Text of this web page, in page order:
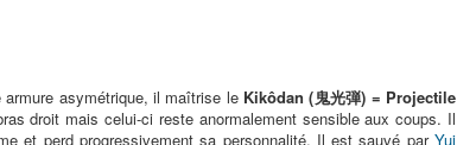
asymétrique, il maîtrise le Kikôdan (鬼光弾) = Projectile
droit mais celui-ci reste anormalement sensible aux coups. Il
et perd progressivement sa personnalité. Il est sauvé par Yui